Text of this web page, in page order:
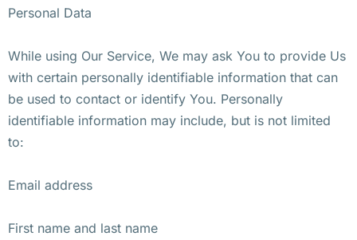
Personal Data
While using Our Service, We may ask You to provide Us
with certain personally identifiable information that can
be used to contact or identify You. Personally
identifiable information may include, but is not limited
to:
Email address
First name and last name